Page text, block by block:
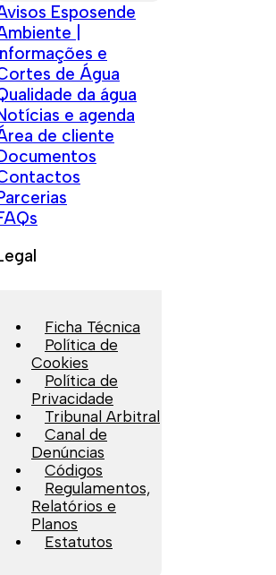
Esposende
|
e
de Água
da água
e agenda
de cliente
Ficha Técnica
Política de
Cookies
Política de
Privacidade
Tribunal Arbitral
Canal de
Denúncias
Códigos
Regulamentos,
Relatórios e
Planos
Estatutos